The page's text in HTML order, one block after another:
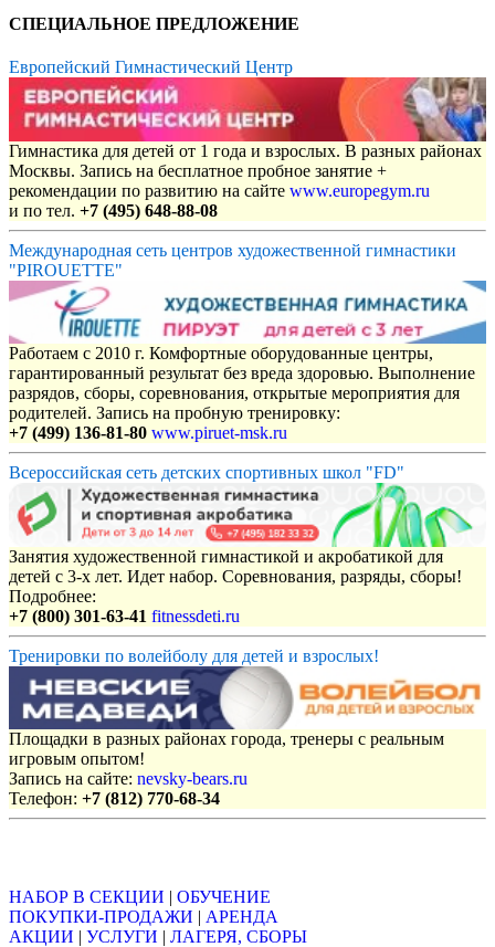
СПЕЦИАЛЬНОЕ ПРЕДЛОЖЕНИЕ
Европейский Гимнастический Центр
Гимнастика для детей от 1 года и взрослых. В разных районах
Москвы. Запись на бесплатное пробное занятие +
рекомендации по развитию на сайте www.europegym.ru
и по тел. +7 (495) 648-88-08
Международная сеть центров художественной гимнастики
"PIROUETTE"
Работаем с 2010 г. Комфортные оборудованные центры,
гарантированный результат без вреда здоровью. Выполнение
разрядов, сборы, соревнования, открытые мероприятия для
родителей. Запись на пробную тренировку:
+7 (499) 136-81-80 www.piruet-msk.ru
Всероссийская сеть детских спортивных школ "FD"
Занятия художественной гимнастикой и акробатикой для
детей с 3-х лет. Идет набор. Соревнования, разряды, сборы!
Подробнее:
+7 (800) 301-63-41 fitnessdeti.ru
Тренировки по волейболу для детей и взрослых!
Площадки в разных районах города, тренеры с реальным
игровым опытом!
Запись на сайте: nevsky-bears.ru
Телефон: +7 (812) 770-68-34
НАБОР В СЕКЦИИ | ОБУЧЕНИЕ
ПОКУПКИ-ПРОДАЖИ | АРЕНДА
АКЦИИ | УСЛУГИ | ЛАГЕРЯ, СБОРЫ